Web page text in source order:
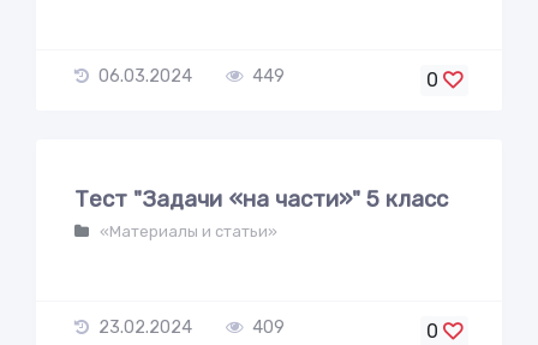
06.03.2024 449 0
Тест "Задачи «на части»" 5 класс
«Материалы и статьи»
23.02.2024 409 0